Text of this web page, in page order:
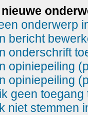
onderwerp
bericht
onderschrift
opiniepeiling
opiniepeiling
geen toegang
niet stemmen